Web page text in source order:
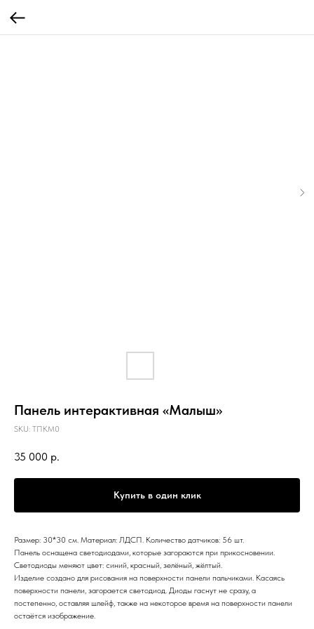
Панель интерактивная «Малыш»
SKU: ТПКМ0
35 000 р.
Купить в один клик
Размер: 30*30 см. Материал: ЛДСП. Количество датчиков: 56 шт.
Панель оснащена светодиодами, которые загораются при прикосновении.
Светодиоды меняют цвет: синий, красный, зелёный, жёлтый.
Изделие создано для рисования на поверхности панели пальчиками. Касаясь
поверхности панели, загорается светодиод. Диоды гаснут не сразу, а
постепенно, оставляя шлейф, также на некоторое время на поверхности панели
остаётся изображение.